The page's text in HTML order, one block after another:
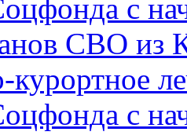
с
СВО из
курортное
с